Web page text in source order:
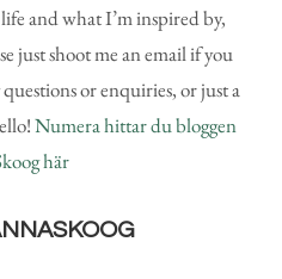
and what I’m inspired by,
just shoot me an email if you
questions or enquiries, or just a
Numera hittar du bloggen
här